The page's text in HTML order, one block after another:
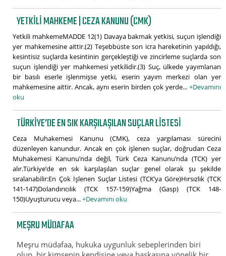
YETKILI MAHKEME | CEZA KANUNU (CMK)
Yetkili mahkemeMADDE 12(1) Davaya bakmak yetkisi, suçun işlendiği
yer mahkemesine aittir.(2) Teşebbüste son icra hareketinin yapıldığı,
kesintisiz suçlarda kesintinin gerçekleştiği ve zincirleme suçlarda son
suçun işlendiği yer mahkemesi yetkilidir.(3) Suç, ülkede yayımlanan
bir basılı eserle işlenmişse yetki, eserin yayım merkezi olan yer
mahkemesine aittir. Ancak, aynı eserin birden çok yerde... +Devamını
oku
TÜRKIYE’DE EN SIK KARŞILAŞILAN SUÇLAR LISTESI
Ceza Muhakemesi Kanunu (CMK), ceza yargılaması sürecini
düzenleyen kanundur. Ancak en çok işlenen suçlar, doğrudan Ceza
Muhakemesi Kanunu’nda değil, Türk Ceza Kanunu’nda (TCK) yer
alır.Türkiye’de en sık karşılaşılan suçlar genel olarak şu şekilde
sıralanabilir:En Çok İşlenen Suçlar Listesi (TCK’ya Göre)Hırsızlık (TCK
141-147)Dolandırıcılık (TCK 157-159)Yağma (Gasp) (TCK 148-
150)Uyuşturucu veya...+Devamını oku
MEŞRU MÜDAFAA
Meşru müdafaa, hukuka uygunluk sebeplerinden biri